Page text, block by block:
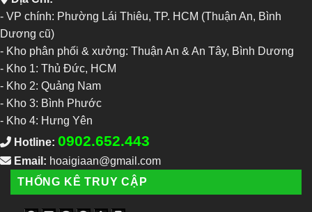
- VP chính: Phường Lái Thiêu, TP. HCM (Thuận An, Bình
Dương cũ)
- Kho phân phối & xưởng: Thuận An & An Tây, Bình Dương
- Kho 1: Thủ Đức, HCM
- Kho 2: Quảng Nam
- Kho 3: Bình Phước
- Kho 4: Hưng Yên
Hotline: 0902.652.443
Email: hoaigiaan@gmail.com
THỐNG KÊ TRUY CẬP